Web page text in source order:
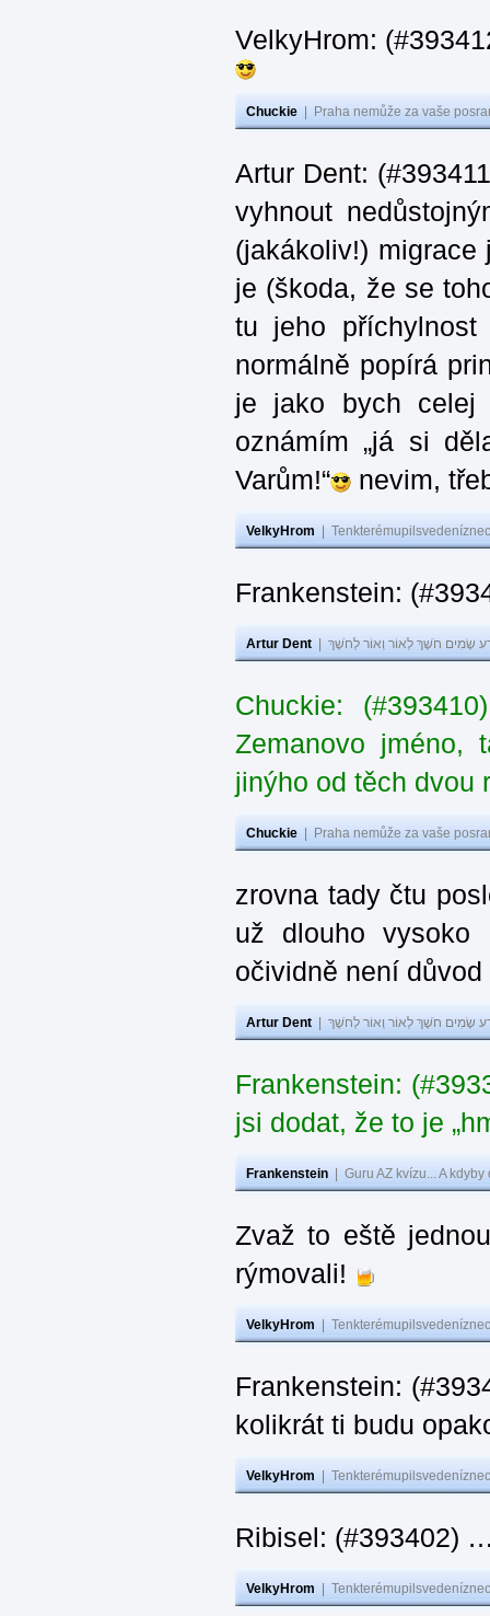
VelkyHrom:
Chuckie Praha nemůže za vaše
Artur Dent:
vyhnout
(jakákoliv!)
je (škoda, že se
tu jeho
normálně popírá
je jako bych celej
oznámím „já si
Varům!“
nevim,
VelkyHrom
Frankenstein:
Artur Dent שָׂמִים חֹשֶׁךְ לְאוֹר וְאוֹר לְחֹשֶׁךְ
Chuckie:
Zemanovo jméno,
jinýho od těch dvou
Chuckie Praha nemůže za vaše
zrovna tady čtu
už dlouho
očividně není
Artur Dent שָׂמִים חֹשֶׁךְ לְאוֹר וְאוֹר לְחֹשֶׁךְ
Frankenstein:
jsi dodat, že to je
Frankenstein Guru AZ kvízu... A
Zvaž to eště
rýmovali!
VelkyHrom
Frankenstein:
kolikrát ti budu
VelkyHrom
Ribisel: (#393402)
VelkyHrom